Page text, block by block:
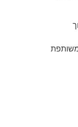
משותפת